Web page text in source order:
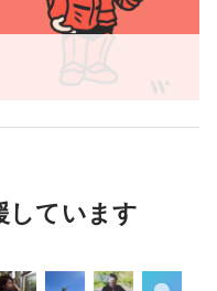
ビス）
の就職情報サイト）
る先生方の業務を支援
く人の転職サービス）
しています